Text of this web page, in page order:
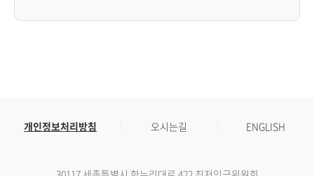
개인정보처리방침 오시는길 ENGLISH